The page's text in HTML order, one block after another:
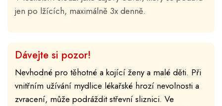
jen po lžících, maximálně 3x denně.
Dávejte si pozor!
Nevhodné pro těhotné a kojící ženy a malé děti. Při
vnitřním užívání mydlice lékařské hrozí nevolnosti a
zvracení, může podráždit střevní sliznici. Ve